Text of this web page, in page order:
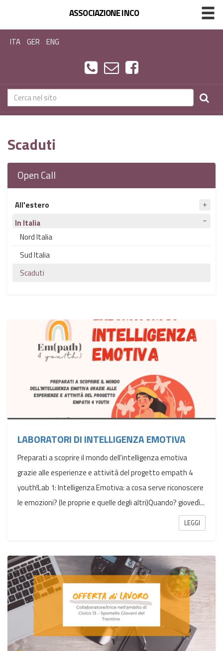
ASSOCIAZIONE INCO
ITA GER ENG
Scaduti
Open Call
All'estero
In Italia
Nord Italia
Sud Italia
Scaduti
LABORATORI DI INTELLIGENZA EMOTIVA
Preparati a scoprire il mondo dell'intelligenza emotiva
grazie alle esperienze e attività del progetto empath 4
youth!Lab 1: Intelligenza Emotiva: a cosa serve riconoscere
le emozioni? (le proprie e quelle degli altri)Quando? giovedì...
LEGGI